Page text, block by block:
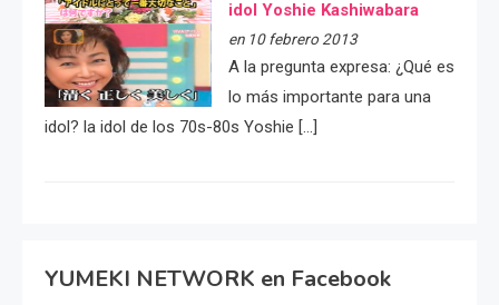
idol Yoshie Kashiwabara
en 10 febrero 2013
A la pregunta expresa: ¿Qué es
lo más importante para una
idol? la idol de los 70s-80s Yoshie […]
YUMEKI NETWORK en Facebook